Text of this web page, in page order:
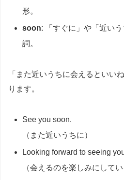
形。
soon: 「すぐに」や「近い
詞。
「また近いうちに会えるといい
ります。
See you soon.
（また近いうちに）
Looking forward to seeing
（会えるのを楽しみにしてい